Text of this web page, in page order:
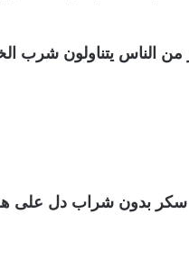
من الناس يتناولون شرب
سكر بدون شراب دل